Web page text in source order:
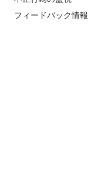
フィードバック情報